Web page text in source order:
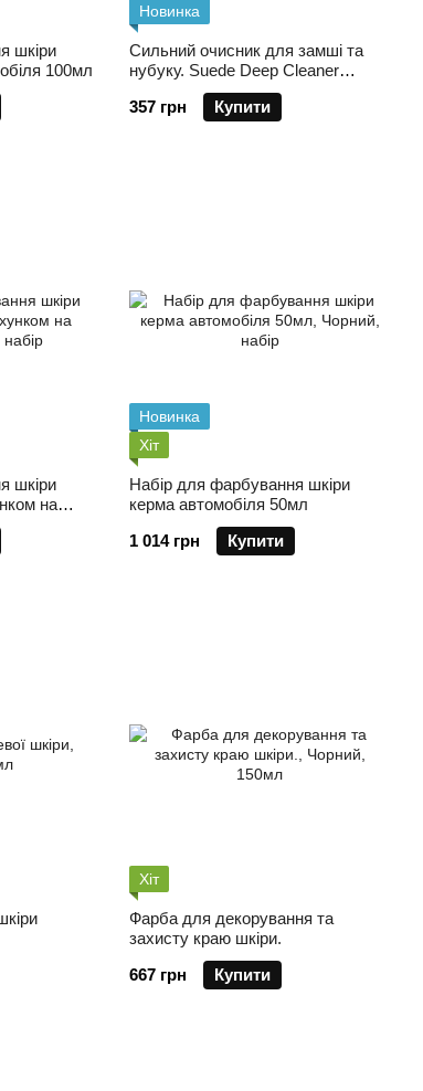
шкіри
100мл
Новинка
Сильний очисник для замші та
нубуку. Suede Deep Cleaner
357 грн
Купити
шкіри
на
Новинка
Хіт
Набір для фарбування шкіри
керма автомобіля 50мл
1 014 грн
Купити
Хіт
Фарба для декорування та
захисту краю шкіри.
667 грн
Купити